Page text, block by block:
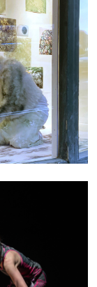
E